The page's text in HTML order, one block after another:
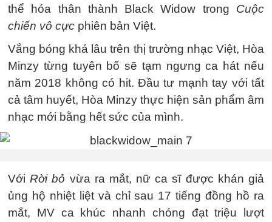
thể hóa thân thành Black Widow trong Cuộc
chiến vô cực phiên bản Việt.
Vắng bóng khá lâu trên thị trường nhạc Việt, Hòa
Minzy từng tuyên bố sẽ tạm ngưng ca hát nếu
năm 2018 không có hit. Đầu tư mạnh tay với tất
cả tâm huyết, Hòa Minzy thực hiện sản phẩm âm
nhạc mới bằng hết sức của mình.
VớiRời bỏ vừa ra mắt, nữ ca sĩ được khán giả
ủng hộ nhiệt liệt và chỉ sau 17 tiếng đồng hồ ra
mắt, MV ca khúc nhanh chóng đạt triệu lượt